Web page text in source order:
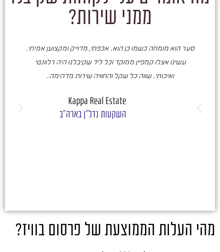
ממני שירות?
סער הוא מומחה כשמו כן הוא. אכפתי, מדוייק ומקצוען אמיתי.
עשינו אצלו קמפיין ממוקד וכל ליד שקיבלנו היה רלוונטי
ואיכותי. שווה כל שקל והחוויה שירות מדהימה.
Kappa Real Estate
השקעות נדל"ן בארה"ב
מהי העלות הממוצעת של פרסום בוויז?